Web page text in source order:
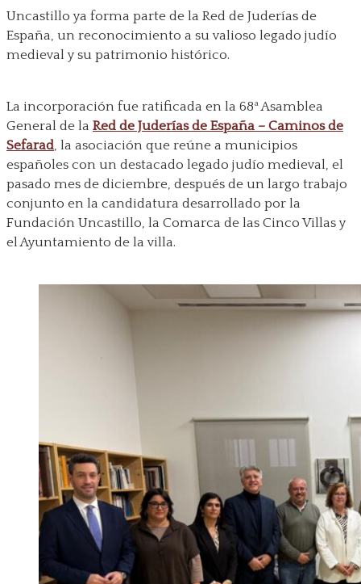
Uncastillo ya forma parte de la Red de Juderías de
España, un reconocimiento a su valioso legado judío
medieval y su patrimonio histórico.
La incorporación fue ratificada en la 68ª Asamblea
General de la Red de Juderías de España – Caminos de
Sefarad, la asociación que reúne a municipios
españoles con un destacado legado judío medieval, el
pasado mes de diciembre, después de un largo trabajo
conjunto en la candidatura desarrollado por la
Fundación Uncastillo, la Comarca de las Cinco Villas y
el Ayuntamiento de la villa.